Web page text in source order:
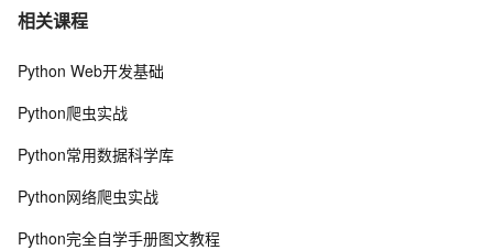
7 python synflood test
8 Python是一种广泛使用的高级编程语言，具有许多优点
super()函数使用
10Python探索记(15)——Python内置函数
相关课程
Python Web开发基础
Python爬虫实战
Python常用数据科学库
Python网络爬虫实战
Python完全自学手册图文教程